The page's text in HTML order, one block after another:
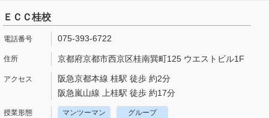
ＥＣＣ桂校
075-393-6722
京都府京都市西京区桂南巽町125 ウエストビル1F
阪急京都本線 桂駅 徒歩 約2分
阪急嵐山線 上桂駅 徒歩 約17分
マンツーマン グループ